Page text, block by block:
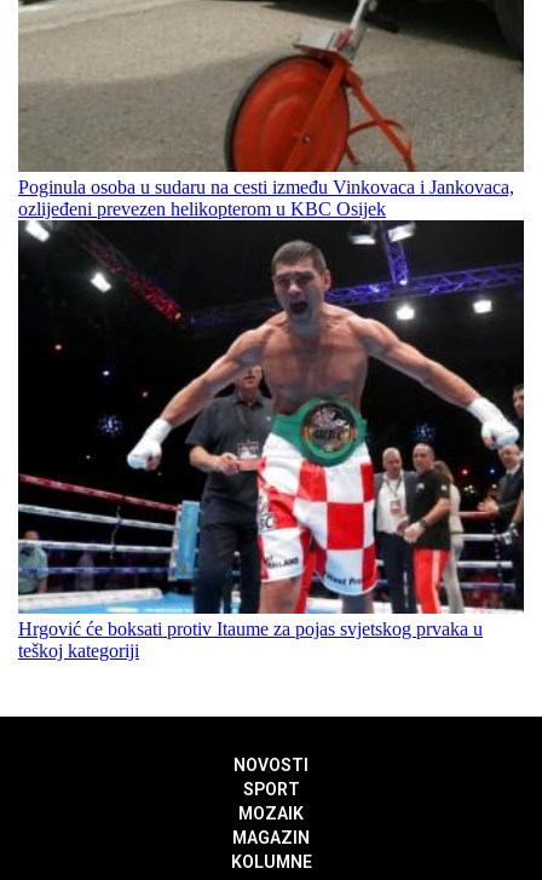
Poginula osoba u sudaru na cesti između Vinkovaca i Jankovaca,
ozlijeđeni prevezen helikopterom u KBC Osijek
Hrgović će boksati protiv Itaume za pojas svjetskog prvaka u
teškoj kategoriji
NOVOSTI
SPORT
MOZAIK
MAGAZIN
KOLUMNE